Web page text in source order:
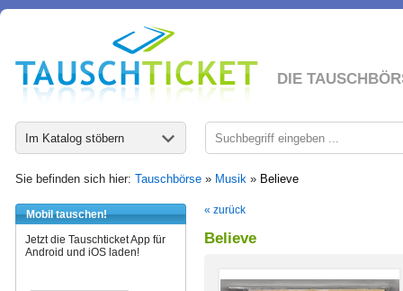
DIE
Im Katalog stöbern
Sie befinden sich hier: Tauschbörse » Musik » Believe
Mobil tauschen!
Jetzt die Tauschticket App für
Android und iOS laden!
« zurück
Believe